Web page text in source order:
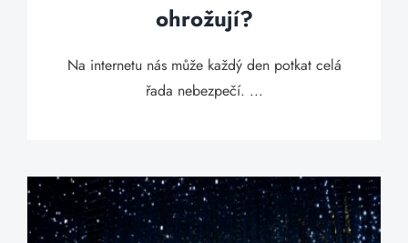
ohrožují?
Na internetu nás může každý den potkat celá
řada nebezpečí. ...